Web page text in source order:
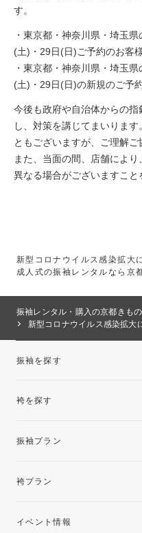
す。
・東京都・神奈川県・埼玉
(土)・29日(日)ご予約のお客
・東京都・神奈川県・埼玉
(土)・29日(日)の新規のご予
今後も政府や自治体からの
し、対策を講じてまいりま
ともございますが、ご理解ご
また、当面の間、店舗によ
異なる場合がございますこと
新型コロナウイルス感染拡大
成人式の振袖レンタルなら京
振袖レンタル・購入の京都きも
新型コロナウイルス感染拡大
振袖を探す
袴を探す
振袖プラン
レンタルプラン
袴プラン
卒業袴レンタルプラン
イベント情報